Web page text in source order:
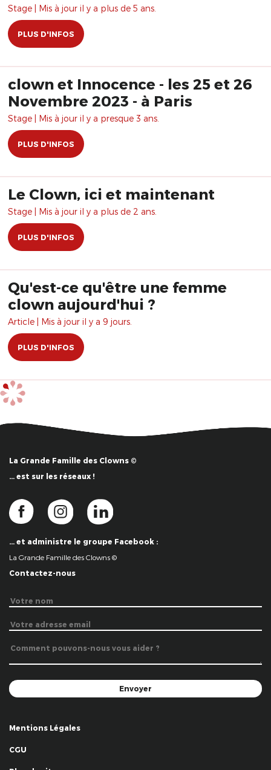
Stage | Mis à jour il y a plus de 5 ans.
PLUS D'INFOS
clown et Innocence - les 25 et 26
Novembre 2023 - à Paris
Stage | Mis à jour il y a presque 3 ans.
PLUS D'INFOS
Le Clown, ici et maintenant
Stage | Mis à jour il y a plus de 2 ans.
PLUS D'INFOS
Qu'est-ce qu'être une femme
clown aujourd'hui ?
Article | Mis à jour il y a 9 jours.
PLUS D'INFOS
La Grande Famille des Clowns ©
… est sur les réseaux !
… et administre le groupe Facebook :
La Grande Famille des Clowns ©
Contactez-nous
Mentions Légales
CGU